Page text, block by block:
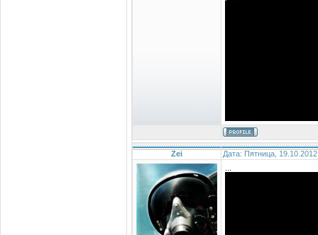
Zei Дата: Пятница,